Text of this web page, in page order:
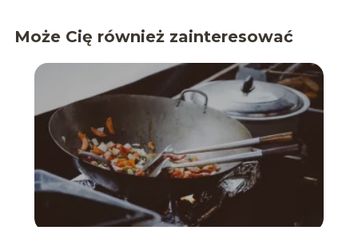
Może Cię również zainteresować